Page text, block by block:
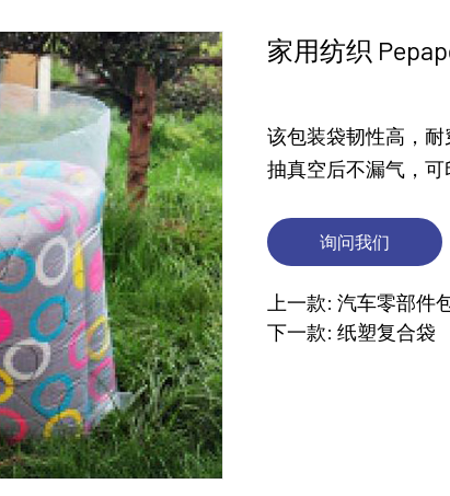
家用纺织
该包装袋韧性高，耐
抽真空后不漏气，可
询问我们
上一款: 汽车零部件
下一款: 纸塑复合袋